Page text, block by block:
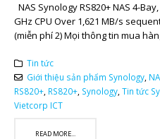
NAS Synology RS820+ NAS 4-
GHz CPU Over 1,621 MB/s
(miễn phí 2) Mọi thông tin mua
Tin tức
Giới thiệu sản phẩm Synology,
RS820+ RS820+ Synology Tin tức
Vietcorp ICT
READ MORE...